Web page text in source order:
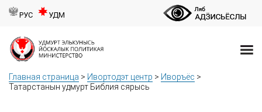
РУС УДМ
Главная страница > Ивортодэт центр > Иворъёс >
Татарстанын удмурт Библия сярысь